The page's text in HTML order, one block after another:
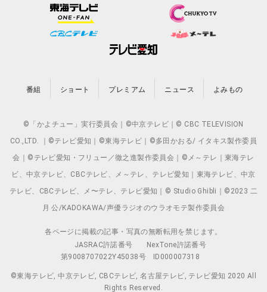
番組 ショート プレミアム ニュース よみもの
©「かよチュー」実行委員会｜©中京テレビ｜© CBC TELEVISION
CO.,LTD. ｜©テレビ愛知｜©東海テレビ｜©多田かおる/ イタキス製作委員
会｜©テレビ愛知・フリュー／徹之進製作委員会｜©メ～テレ｜東海テレ
ビ、中京テレビ、CBCテレビ、メ～テレ、テレビ愛知｜東海テレビ、中京
テレビ、CBCテレビ、メ〜テレ、テレビ愛知｜© Studio Ghibli｜©2023 二
月 公/KADOKAWA/声優ラジオのウラオモテ製作委員会
各ページに掲載の記事・写真の無断転用を禁じます。
JASRAC許諾番号
NexTone許諾番号
第9008707022Y45038号
ID000007318
©東海テレビ, 中京テレビ, CBCテレビ, 名古屋テレビ, テレビ愛知 2020 All
Rights Reserved.